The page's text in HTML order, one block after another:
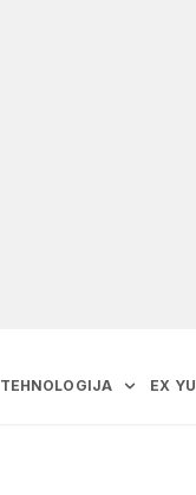
TEHNOLOGIJA EX YU